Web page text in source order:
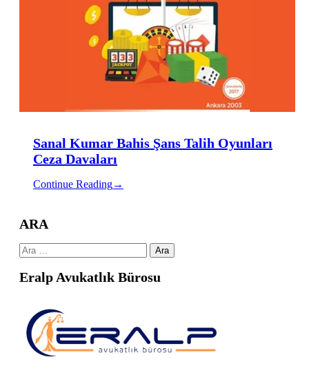
Sanal Kumar Bahis Şans Talih Oyunları
Ceza Davaları
Continue Reading→
ARA
Arama:
Eralp Avukatlık Bürosu